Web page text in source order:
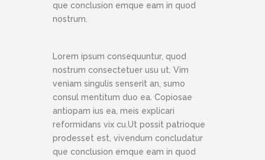
que conclusion emque eam in quod
nostrum.
Lorem ipsum consequuntur, quod
nostrum consectetuer usu ut. Vim
veniam singulis senserit an, sumo
consul mentitum duo ea. Copiosae
antiopam ius ea, meis explicari
reformidans vix cu.Ut possit patrioque
prodesset est, vivendum concludatur
que conclusion emque eam in quod